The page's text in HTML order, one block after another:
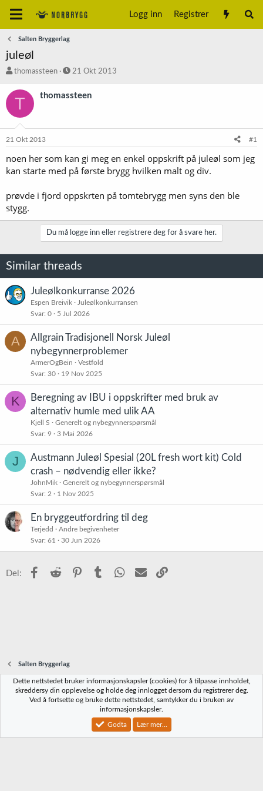
Logg inn Registrer
Salten Bryggerlag
juleøl
T
å
t
r
thomassteen
S
a
o
21 Okt 2013
T thomassteen
21 Okt 2013 #1
noen her som kan gi meg en enkel oppskrift på juleøl som jeg
kan starte med på første brygg hvilken malt og div.
prøvde i fjord oppskrten på tomtebrygg men syns den ble
stygg.
Du må logge inn eller registrere deg for å svare her.
Similar threads
Juleølkonkurranse 2026
Espen Breivik
Juleølkonkurransen
Svar 0 5 Jul 2026
A
Allgrain Tradisjonell Norsk Juleøl
nybegynnerproblemer
ArmerOgBein
Vestfold
Svar 30 19 Nov 2025
K
Beregning av IBU i oppskrifter med bruk av
alternativ humle med ulik AA
Kjell S
Generelt og nybegynnerspørsmål
Svar 9 3 Mai 2026
J
Austmann Juleøl Spesial (20L fresh wort kit) Cold
crash – nødvendig eller ikke?
JohnMik
Generelt og nybegynnerspørsmål
Svar 2 1 Nov 2025
En bryggeutfordring til deg
Terjedd
Andre begivenheter
Svar 61 30 Jun 2026
Del: Facebook
Reddit PinterestTumblr WhatsApp
E-post
Salten Bryggerlag
Norbrygg-default
Vilkår og regler Personvernregler
Community platform by XenForo® © 2010-2023 XenForo Ltd.
Dette nettstedet bruker informasjonskapsler (cookies) for å tilpasse innholdet,
skreddersy din opplevelse og holde deg innlogget dersom du registrerer deg.
Ved å fortsette og bruke dette nettstedet, samtykker du i bruken av
informasjonskapsler.
Godta Lær mer...